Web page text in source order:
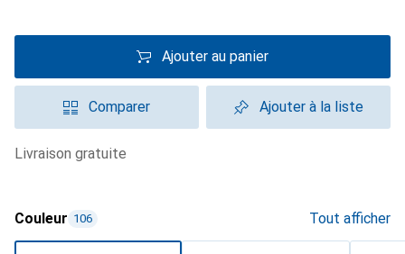
Ajouter au panier
Comparer Ajouter à la liste
livraison gratuite
Couleur 106 Tout afficher